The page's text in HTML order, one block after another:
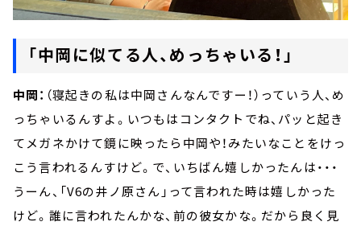
「中岡に似てる人、めっちゃいる！」
中岡： （寝起きの私は中岡さんなんですー！）っていう人、め
っちゃいるんすよ。いつもはコンタクトでね、パッと起き
てメガネかけて鏡に映ったら中岡や！みたいなことをけっ
こう言われるんすけど。で、いちばん嬉しかったんは・・・
うーん、「V6の井ノ原さん」って言われた時は嬉しかった
けど。誰に言われたんかな、前の彼女かな。だから良く見